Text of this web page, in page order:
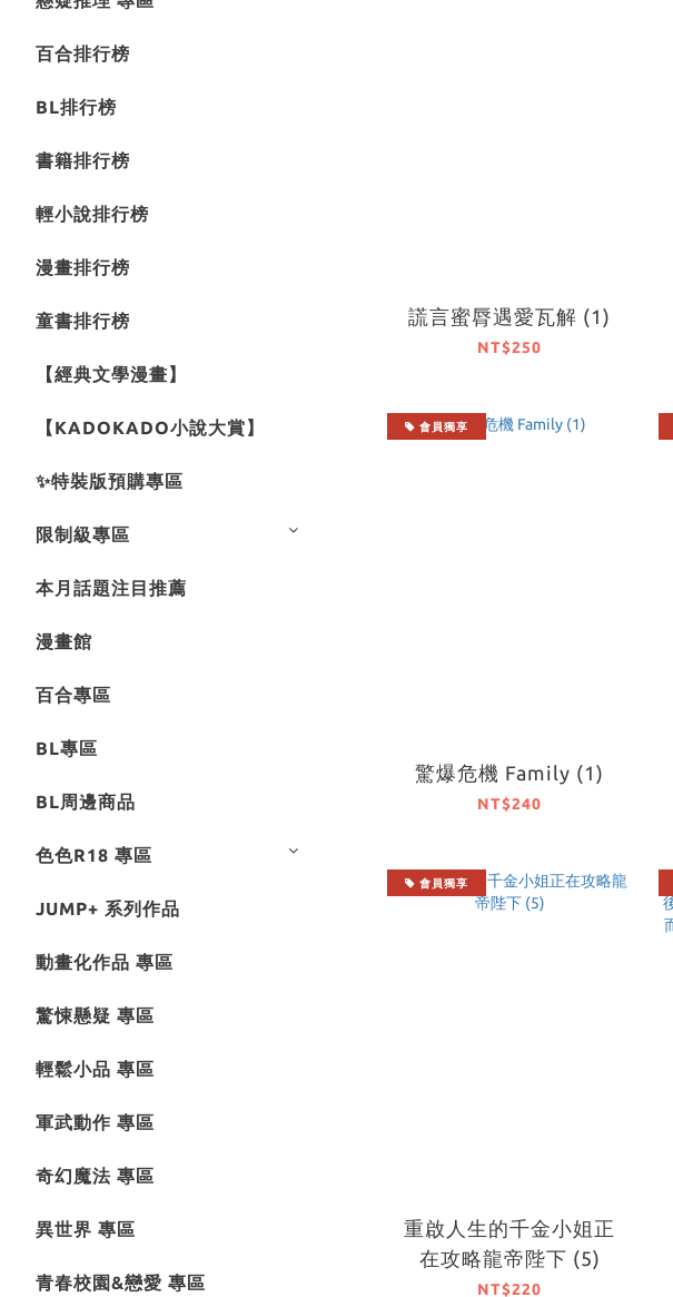
百合排行榜
BL排行榜
書籍排行榜
輕小說排行榜
漫畫排行榜
童書排行榜
【經典文學漫畫】
【KADOKADO小說大賞】
✨特裝版預購專區
限制級專區
本月話題注目推薦
漫畫館
百合專區
BL專區
BL周邊商品
色色R18 專區
JUMP+ 系列作品
動畫化作品 專區
驚悚懸疑 專區
輕鬆小品 專區
軍武動作 專區
奇幻魔法 專區
異世界 專區
青春校園&戀愛 專區
謊言蜜脣遇愛瓦解 (1)
NT$250
會員獨享
驚爆危機 Family (1)
NT$240
會員獨享
重啟人生的千金小姐正
在攻略龍帝陛下 (5)
NT$220